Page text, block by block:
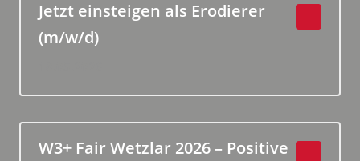
Jetzt einsteigen als Erodierer
(m/w/d)
W3+ Fair Wetzlar 2026 – Positive